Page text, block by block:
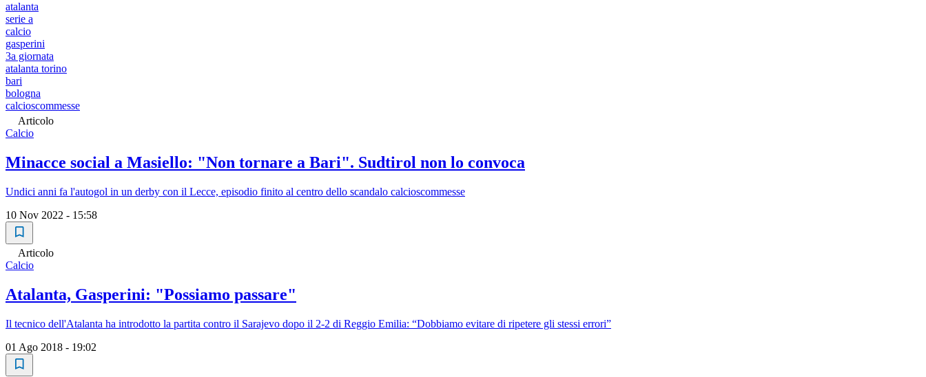
atalanta
serie a
calcio
gasperini
3a giornata
atalanta torino
bari
bologna
calcioscommesse
Articolo
Calcio
Minacce social a Masiello: "Non tornare a Bari". Sudtirol non lo convoca
Undici anni fa l'autogol in un derby con il Lecce, episodio finito al centro dello scandalo calcioscommesse
10 Nov 2022 - 15:58
Articolo
Calcio
Atalanta, Gasperini: "Possiamo passare"
Il tecnico dell'Atalanta ha introdotto la partita contro il Sarajevo dopo il 2-2 di Reggio Emilia: “Dobbiamo evitare di ripetere gli stessi errori”
01 Ago 2018 - 19:02